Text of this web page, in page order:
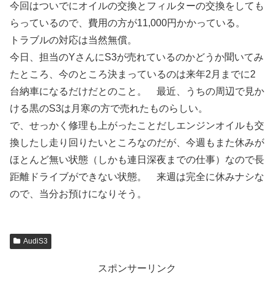
今回はついでにオイルの交換とフィルターの交換をしても
らっているので、費用の方が11,000円かかっている。
トラブルの対応は当然無償。
今日、担当のYさんにS3が売れているのかどうか聞いてみ
たところ、今のところ決まっているのは来年2月までに2
台納車になるだけだとのこと。 最近、うちの周辺で見か
ける黒のS3は月寒の方で売れたものらしい。
で、せっかく修理も上がったことだしエンジンオイルも交
換したし走り回りたいところなのだが、今週もまた休みが
ほとんど無い状態（しかも連日深夜までの仕事）なので長
距離ドライブができない状態。 来週は完全に休みナシな
ので、当分お預けになりそう。
AudiS3
スポンサーリンク